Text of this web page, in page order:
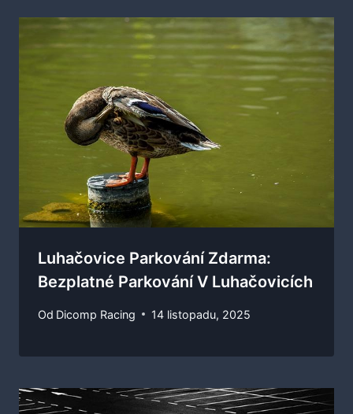
Luhačovice Parkování Zdarma:
Bezplatné Parkování V Luhačovicích
Od Dicomp Racing 14 listopadu, 2025